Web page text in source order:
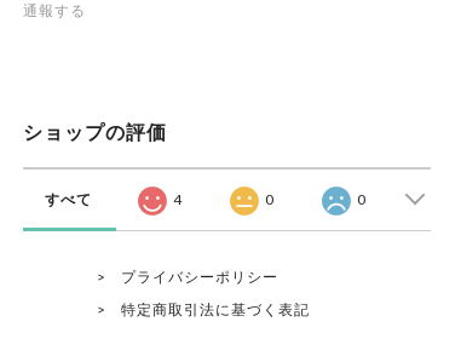
通報する
ショップの評価
すべて 4 0 0
プライバシーポリシー
特定商取引法に基づく表記